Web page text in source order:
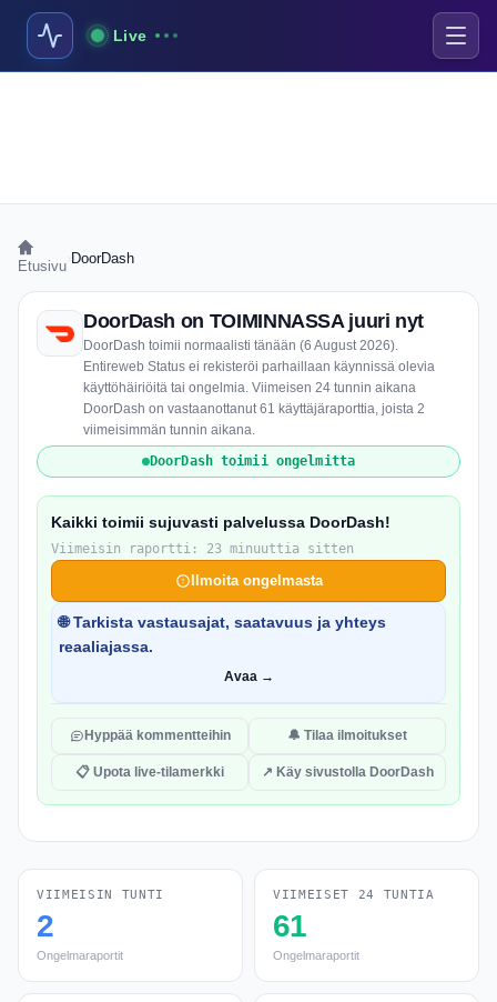
Live
Etusivu DoorDash
DoorDash on TOIMINNASSA juuri nyt
DoorDash toimii normaalisti tänään (6 August 2026).
Entireweb Status ei rekisteröi parhaillaan käynnissä olevia
käyttöhäiriöitä tai ongelmia. Viimeisen 24 tunnin aikana
DoorDash on vastaanottanut 61 käyttäjäraporttia, joista 2
viimeisimmän tunnin aikana.
DoorDash toimii ongelmitta
Kaikki toimii sujuvasti palvelussa DoorDash!
Viimeisin raportti: 23 minuuttia sitten
Ilmoita ongelmasta
🌐 Tarkista vastausajat, saatavuus ja yhteys
reaaliajassa.
Avaa →
Hyppää kommentteihin 🔔 Tilaa ilmoitukset
📋 Upota live-tilamerkki ↗ Käy sivustolla DoorDash
VIIMEISIN TUNTI
2
Ongelmaraportit
VIIMEISET 24 TUNTIA
61
Ongelmaraportit